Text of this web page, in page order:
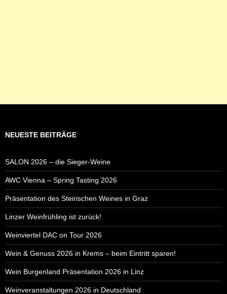
NEUESTE BEITRÄGE
SALON 2026 – die Sieger-Weine
AWC Vienna – Spring Tasting 2026
Präsentation des Steirischen Weines in Graz
Linzer Weinfrühling ist zurück!
Weinviertel DAC on Tour 2026
Wein & Genuss 2026 in Krems – beim Eintritt sparen!
Wein Burgenland Präsentation 2026 in Linz
Weinveranstaltungen 2026 in Deutschland